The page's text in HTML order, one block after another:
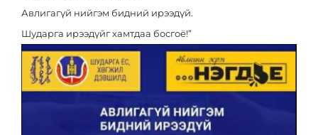
Авлигагүй нийгэм бидний ирээдүй.
Шударга ирээдүйг хамтдаа босгоё!”